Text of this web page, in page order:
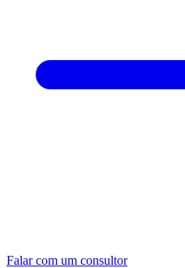
Falar com um consultor